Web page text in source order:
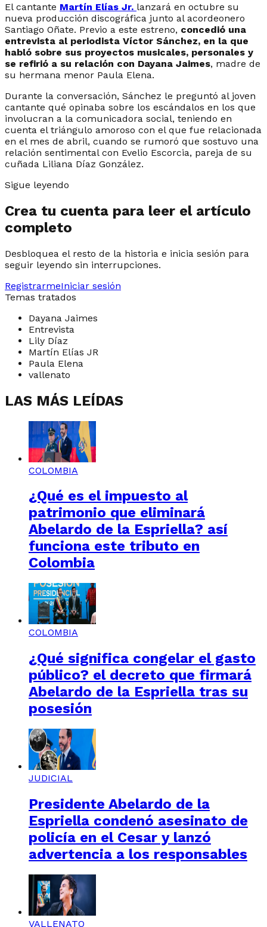
El cantante Martín Elías Jr. lanzará en octubre su
nueva producción discográfica junto al acordeonero
Santiago Oñate. Previo a este estreno, concedió una
entrevista al periodista Víctor Sánchez, en la que
habló sobre sus proyectos musicales, personales y
se refirió a su relación con Dayana Jaimes, madre de
su hermana menor Paula Elena.
Durante la conversación, Sánchez le preguntó al joven
cantante qué opinaba sobre los escándalos en los que
involucran a la comunicadora social, teniendo en
cuenta el triángulo amoroso con el que fue relacionada
en el mes de abril, cuando se rumoró que sostuvo una
relación sentimental con Evelio Escorcia, pareja de su
cuñada Liliana Díaz González.
Sigue leyendo
Crea tu cuenta para leer el artículo
completo
Desbloquea el resto de la historia e inicia sesión para
seguir leyendo sin interrupciones.
RegistrarmeIniciar sesión
Temas tratados
Dayana Jaimes
Entrevista
Lily Díaz
Martín Elías JR
Paula Elena
vallenato
LAS MÁS LEÍDAS
COLOMBIA
¿Qué es el impuesto al
patrimonio que eliminará
Abelardo de la Espriella? así
funciona este tributo en
Colombia
COLOMBIA
¿Qué significa congelar el gasto
público? el decreto que firmará
Abelardo de la Espriella tras su
posesión
JUDICIAL
Presidente Abelardo de la
Espriella condenó asesinato de
policía en el Cesar y lanzó
advertencia a los responsables
VALLENATO